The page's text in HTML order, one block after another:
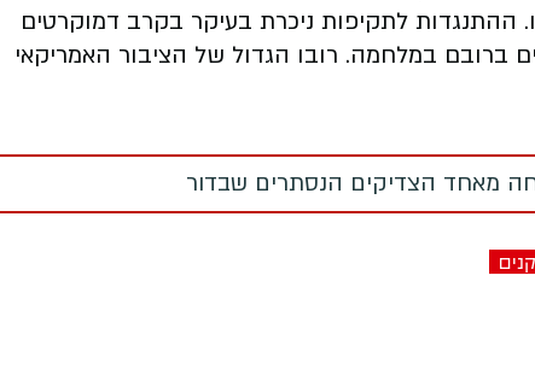
ההתנגדות לתקיפות ניכרת בעיקר בקרב דמוקרטים
ברובם במלחמה. רובו הגדול של הציבור האמריקאי
מאחד הצדיקים הנסתרים שבדור